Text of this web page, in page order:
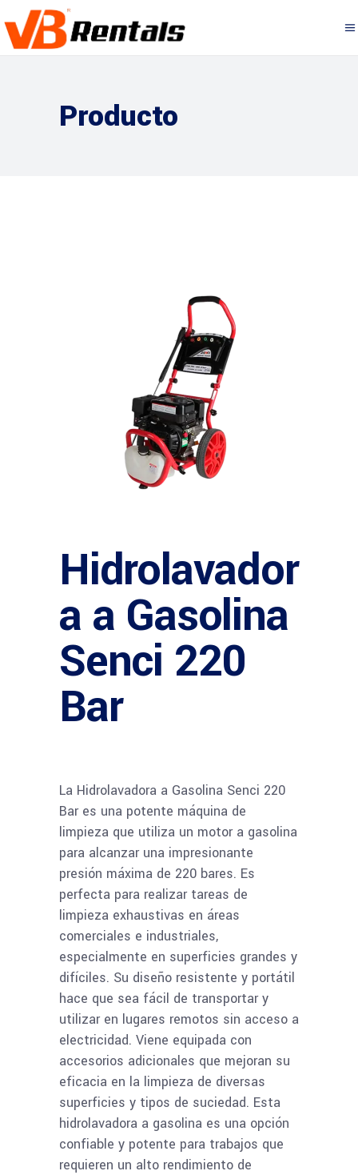
Producto
Hidrolavador
a a Gasolina
Senci 220
Bar
La Hidrolavadora a Gasolina Senci 220
Bar es una potente máquina de
limpieza que utiliza un motor a gasolina
para alcanzar una impresionante
presión máxima de 220 bares. Es
perfecta para realizar tareas de
limpieza exhaustivas en áreas
comerciales e industriales,
especialmente en superficies grandes y
difíciles. Su diseño resistente y portátil
hace que sea fácil de transportar y
utilizar en lugares remotos sin acceso a
electricidad. Viene equipada con
accesorios adicionales que mejoran su
eficacia en la limpieza de diversas
superficies y tipos de suciedad. Esta
hidrolavadora a gasolina es una opción
confiable y potente para trabajos que
requieren un alto rendimiento de